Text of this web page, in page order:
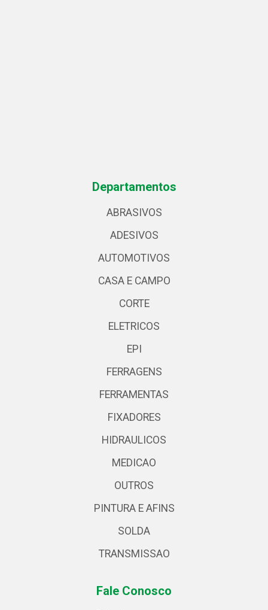
Departamentos
ABRASIVOS
ADESIVOS
AUTOMOTIVOS
CASA E CAMPO
CORTE
ELETRICOS
EPI
FERRAGENS
FERRAMENTAS
FIXADORES
HIDRAULICOS
MEDICAO
OUTROS
PINTURA E AFINS
SOLDA
TRANSMISSAO
Fale Conosco